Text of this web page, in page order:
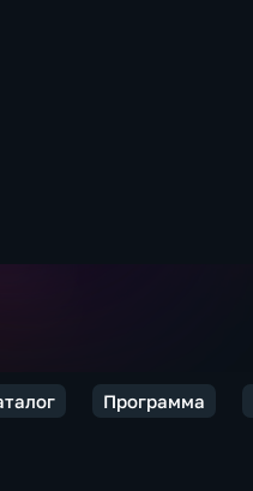
Программа